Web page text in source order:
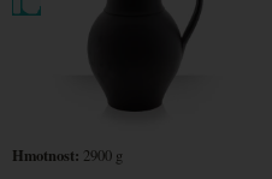
Hmotnost: 2900 g